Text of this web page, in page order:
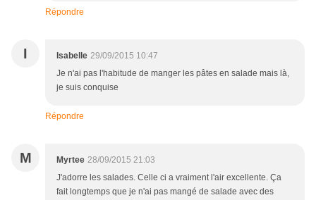
Répondre
I Isabelle 29/09/2015 10:47
Je n'ai pas l'habitude de manger les pâtes en salade mais là,
je suis conquise
Répondre
M Myrtee 28/09/2015 21:03
J'adorre les salades. Celle ci a vraiment l'air excellente. Ça
fait longtemps que je n'ai pas mangé de salade avec des